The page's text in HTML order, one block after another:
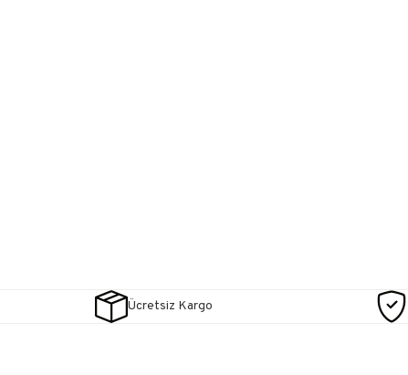
Ücretsiz Kargo